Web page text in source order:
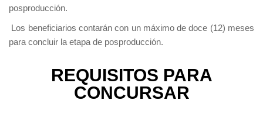
posproducción.
Los beneficiarios contarán con un máximo de doce (12) meses
para concluir la etapa de posproducción.
REQUISITOS PARA
CONCURSAR